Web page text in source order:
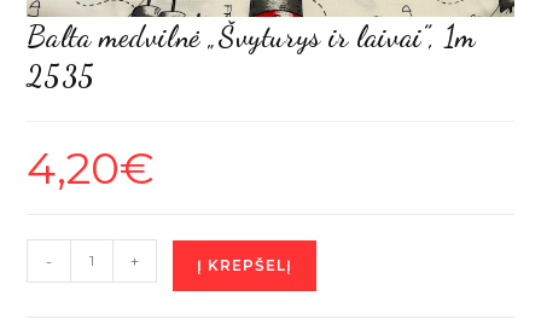
Balta medvilnė „Švyturys ir laivai”, 1m
2535
4,20€
produkto
kiekis:
- + Į KREPŠELĮ